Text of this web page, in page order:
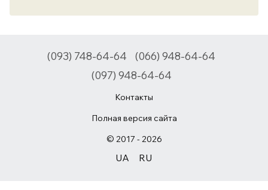
(093) 748-64-64
(066) 948-64-64
(097) 948-64-64
Контакты
Полная версия сайта
© 2017 - 2026
UA RU